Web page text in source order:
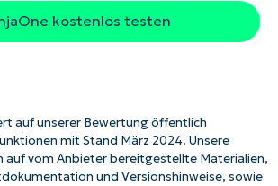
kostenlos testen
auf unserer Bewertung öffentlich
mit Stand März 2024. Unsere
auf vom Anbieter bereitgestellte Materialien,
und Versionshinweise, sowie